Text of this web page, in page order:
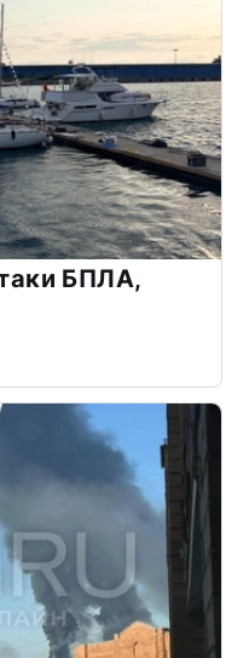
БПЛА,